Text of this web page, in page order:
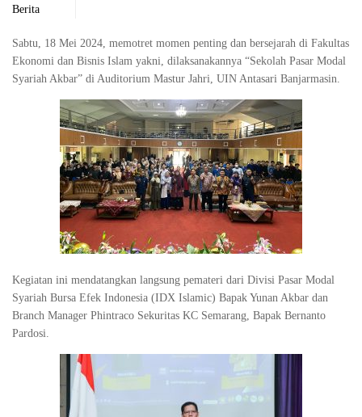
Berita
Sabtu, 18 Mei 2024, memotret momen penting dan bersejarah di Fakultas
Ekonomi dan Bisnis Islam yakni, dilaksanakannya “Sekolah Pasar Modal
Syariah Akbar” di Auditorium Mastur Jahri, UIN Antasari Banjarmasin.
Kegiatan ini mendatangkan langsung pemateri dari Divisi Pasar Modal
Syariah Bursa Efek Indonesia (IDX Islamic) Bapak Yunan Akbar dan
Branch Manager Phintraco Sekuritas KC Semarang, Bapak Bernanto
Pardosi.